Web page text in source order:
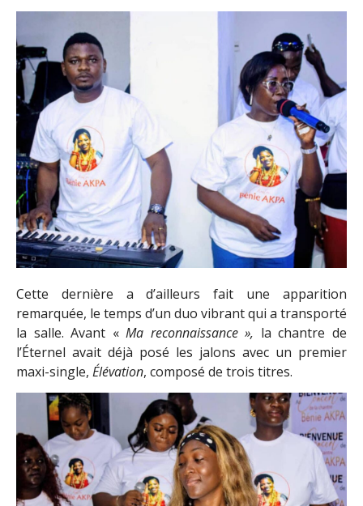
Cette dernière a d’ailleurs fait une apparition
remarquée, le temps d’un duo vibrant qui a transporté
la salle. Avant «Ma reconnaissance», la chantre de
l’Éternel avait déjà posé les jalons avec un premier
maxi-single, Élévation, composé de trois titres.